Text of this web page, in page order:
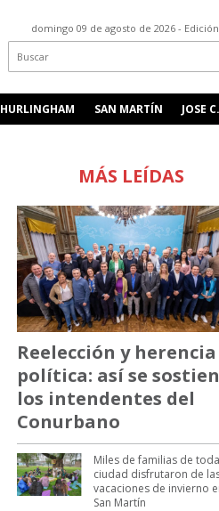
domingo 09 de agosto de 2026 -
HURLINGHAM SAN MARTÍN JOSE
MÁS LEÍDAS
Reelección y herencia
política: así se
los intendentes del
Conurbano
Miles de familias de
ciudad disfrutaron de
vacaciones de invierno
San Martín